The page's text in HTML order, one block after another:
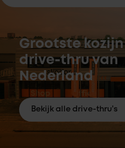
Grootste kozijn
drive-thru van
Nederland
Bekijk alle drive-thru's